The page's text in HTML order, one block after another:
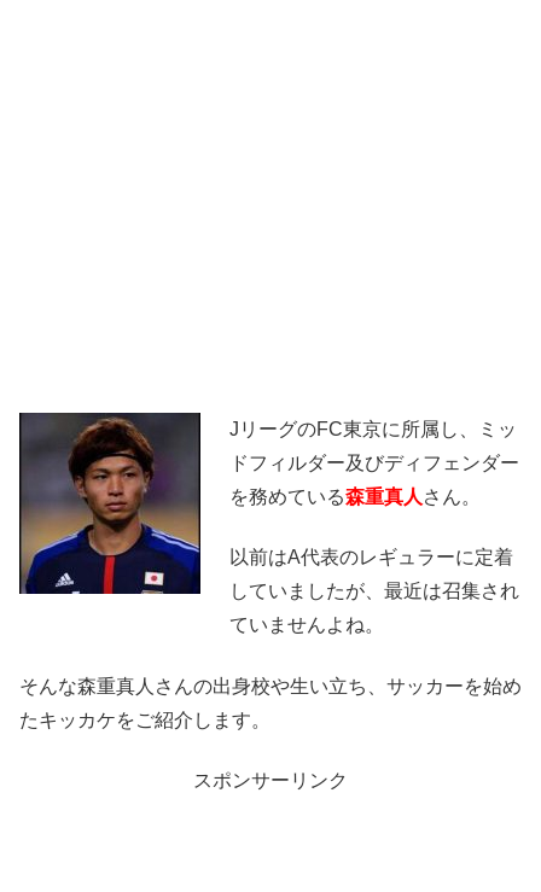
JリーグのFC東京に所属し、ミッ
ドフィルダー及びディフェンダー
を務めている森重真人 さん。
以前はA代表のレギュラーに定着
していましたが、最近は召集され
ていませんよね。
そんな森重真人さんの出身校や生い立ち、サッカーを始め
たキッカケをご紹介します。
スポンサーリンク